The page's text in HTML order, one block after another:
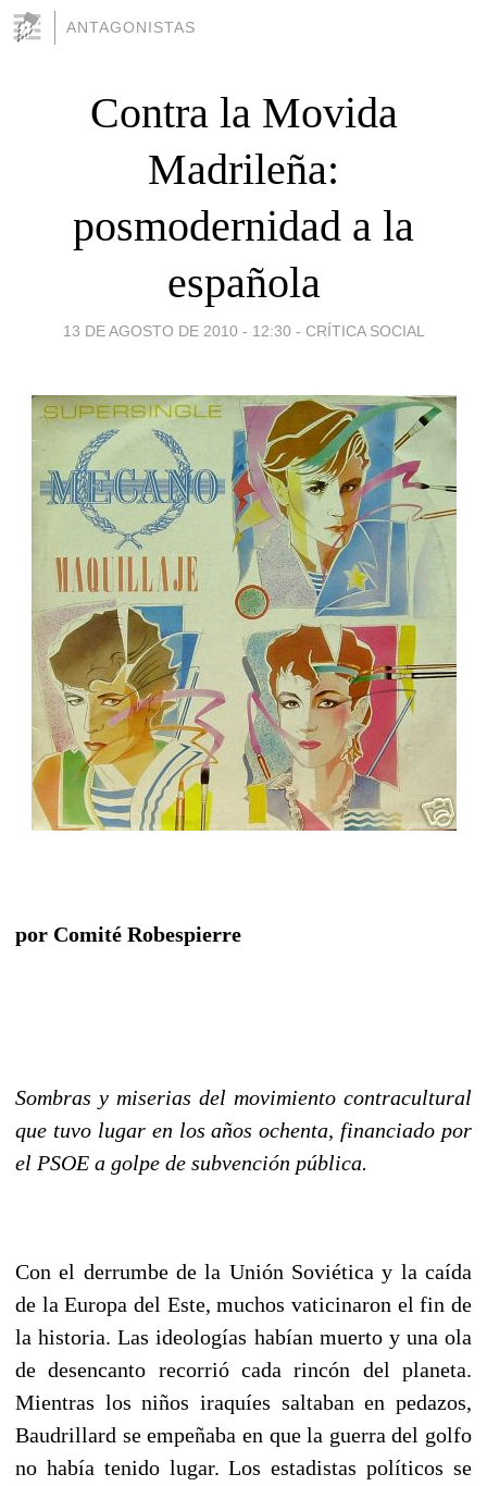
ANTAGONISTAS
Contra la Movida
Madrileña:
posmodernidad a la
española
13 DE AGOSTO DE 2010 - 12:30 - CRÍTICA SOCIAL
por Comité Robespierre
Sombras y miserias del movimiento contracultural
que tuvo lugar en los años ochenta, financiado por
el PSOE a golpe de subvención pública.
Con el derrumbe de la Unión Soviética y la caída
de la Europa del Este, muchos vaticinaron el fin de
la historia. Las ideologías habían muerto y una ola
de desencanto recorrió cada rincón del planeta.
Mientras los niños iraquíes saltaban en pedazos,
Baudrillard se empeñaba en que la guerra del golfo
no había tenido lugar. Los estadistas políticos se